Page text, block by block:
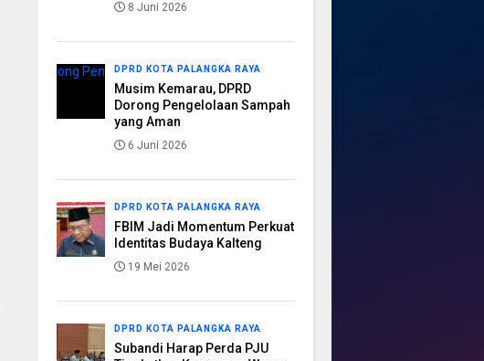
8 Juni 2026
DPRD KOTA PALANGKA RAYA
Musim Kemarau, DPRD
Dorong Pengelolaan Sampah
yang Aman
6 Juni 2026
DPRD KOTA PALANGKA RAYA
FBIM Jadi Momentum Perkuat
Identitas Budaya Kalteng
19 Mei 2026
DPRD KOTA PALANGKA RAYA
Subandi Harap Perda PJU